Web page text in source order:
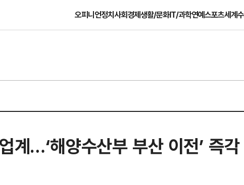
오피니언정치사회경제생활/문화IT/과학연예스포츠세계
계…‘해양수산부 부산 이전’ 즉